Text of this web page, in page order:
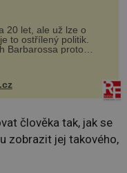
20 let, ale už lze o
to ostřílený politik.
Barbarossa proto
a dědice Jindřicha
aby se stal
při řešení sporu m...
člověka tak, jak se
zobrazit jej takového,